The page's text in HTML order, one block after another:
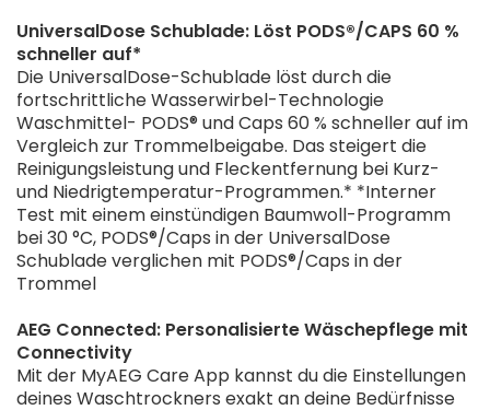
UniversalDose Schublade: Löst PODS®/CAPS 60 %
schneller auf*
Die UniversalDose-Schublade löst durch die
fortschrittliche Wasserwirbel-Technologie
Waschmittel- PODS® und Caps 60 % schneller auf im
Vergleich zur Trommelbeigabe. Das steigert die
Reinigungsleistung und Fleckentfernung bei Kurz-
und Niedrigtemperatur-Programmen.* *Interner
Test mit einem einstündigen Baumwoll-Programm
bei 30 °C, PODS®/Caps in der UniversalDose
Schublade verglichen mit PODS®/Caps in der
Trommel
AEG Connected: Personalisierte Wäschepflege mit
Connectivity
Mit der MyAEG Care App kannst du die Einstellungen
deines Waschtrockners exakt an deine Bedürfnisse